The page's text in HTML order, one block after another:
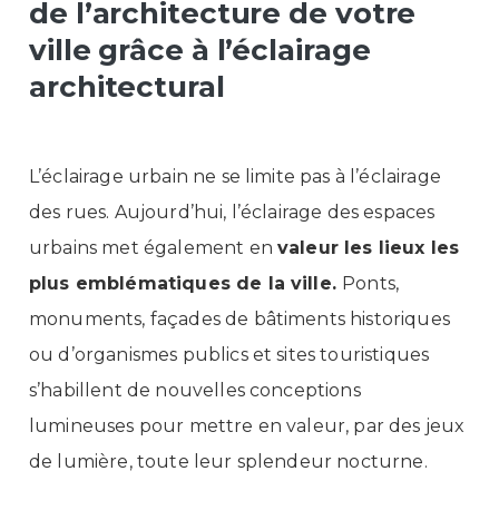
de l’architecture de votre
ville grâce à l’éclairage
architectural
L’éclairage urbain ne se limite pas à l’éclairage
des rues. Aujourd’hui, l’éclairage des espaces
urbains met également envaleur les lieux les
plus emblématiques de la ville. Ponts,
monuments, façades de bâtiments historiques
ou d’organismes publics et sites touristiques
s’habillent de nouvelles conceptions
lumineuses pour mettre en valeur, par des jeux
de lumière, toute leur splendeur nocturne.